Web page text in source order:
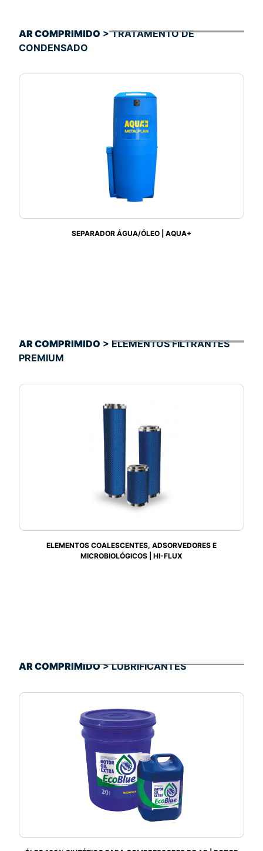
AR COMPRIMIDO > TRATAMENTO DE
CONDENSADO
SEPARADOR ÁGUA/ÓLEO | AQUA+
AR COMPRIMIDO > ELEMENTOS FILTRANTES
PREMIUM
ELEMENTOS COALESCENTES, ADSORVEDORES E
MICROBIOLÓGICOS | HI-FLUX
AR COMPRIMIDO> LUBRIFICANTES